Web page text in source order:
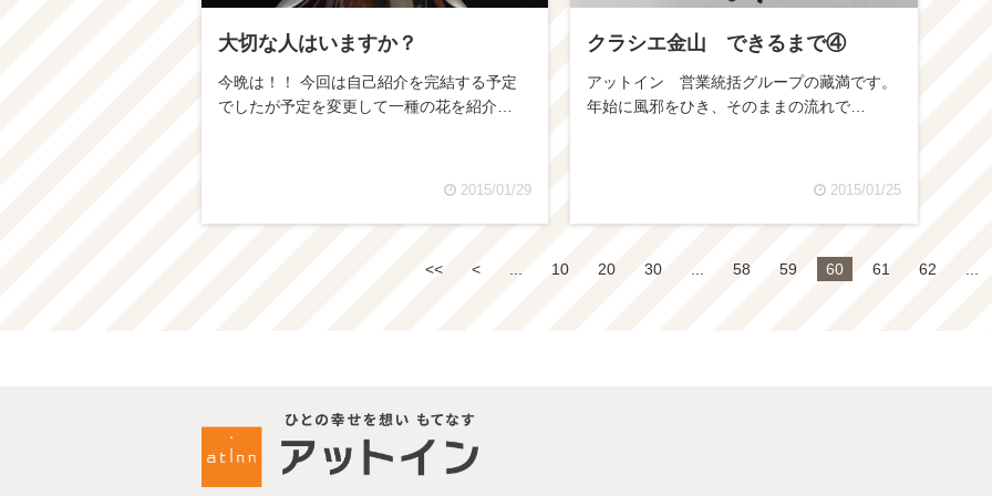
大切な人はいますか？
今晩は！！ 今回は自己紹介を完結する予定
でしたが予定を変更して一種の花を紹介…
2015/01/29
クラシエ金山 できるまで④
アットイン 営業統括グループの藏満です。
年始に風邪をひき、そのままの流れで…
2015/01/25
<< < 10 20 30 58 59 60 61 62